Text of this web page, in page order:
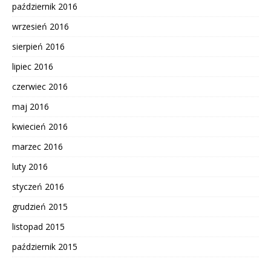
październik 2016
wrzesień 2016
sierpień 2016
lipiec 2016
czerwiec 2016
maj 2016
kwiecień 2016
marzec 2016
luty 2016
styczeń 2016
grudzień 2015
listopad 2015
październik 2015